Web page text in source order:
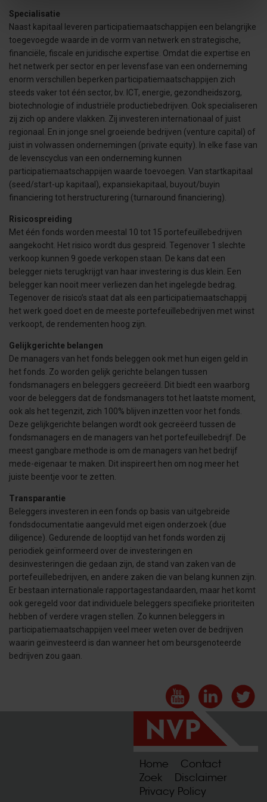
Specialisatie
Naast kapitaal leveren participatiemaatschappijen een belangrijke
toegevoegde waarde in de vorm van netwerk en strategische,
financiële, fiscale en juridische expertise. Omdat die expertise en
het netwerk per sector en per levensfase van een onderneming
enorm verschillen beperken participatiemaatschappijen zich
steeds vaker tot één sector, bv. ICT, energie, gezondheidszorg,
biotechnologie of industriële productiebedrijven. Ook specialiseren
zij zich op andere vlakken. Zij investeren internationaal of juist
regionaal. En in jonge snel groeiende bedrijven (venture capital) of
juist in volwassen ondernemingen (private equity). In elke fase van
de levenscyclus van een onderneming kunnen
participatiemaatschappijen waarde toevoegen. Van startkapitaal
(seed/start-up kapitaal), expansiekapitaal, buyout/buyin
financiering tot herstructurering (turnaround financiering).
Risicospreiding
Met één fonds worden meestal 10 tot 15 portefeuillebedrijven
aangekocht. Het risico wordt dus gespreid. Tegenover 1 slechte
verkoop kunnen 9 goede verkopen staan. De kans dat een
belegger niets terugkrijgt van haar investering is dus klein. Een
belegger kan nooit meer verliezen dan het ingelegde bedrag.
Tegenover de risico’s staat dat als een participatiemaatschappij
het werk goed doet en de meeste portefeuillebedrijven met winst
verkoopt, de rendementen hoog zijn.
Gelijkgerichte belangen
De managers van het fonds beleggen ook met hun eigen geld in
het fonds. Zo worden gelijk gerichte belangen tussen
fondsmanagers en beleggers gecreëerd. Dit biedt een waarborg
voor de beleggers dat de fondsmanagers tot het laatste moment,
ook als het tegenzit, zich 100% blijven inzetten voor het fonds.
Deze gelijkgerichte belangen wordt ook gecreëerd tussen de
fondsmanagers en de managers van het portefeuillebedrijf. De
meest gangbare methode is om de managers van het bedrijf
mede-eigenaar te maken. Dit inspireert hen om nog meer het
juiste beentje voor te zetten.
Transparantie
Beleggers investeren in een fonds op basis van uitgebreide
fondsdocumentatie aangevuld met eigen onderzoek (due
diligence). Gedurende de looptijd van het fonds worden zij
periodiek geïnformeerd over de investeringen en
desinvesteringen die gedaan zijn, de stand van zaken van de
portefeuillebedrijven, en andere zaken die van belang kunnen zijn.
Er bestaan internationale rapportagestandaarden, maar het komt
ook geregeld voor dat individuele beleggers specifieke prioriteiten
hebben of verdere vragen stellen. Zo kunnen beleggers in
participatiemaatschappijen veel meer weten over de bedrijven
waarin geïnvesteerd is dan wanneer het om beursgenoteerde
bedrijven zou gaan.
Home
Contact
Zoek
Disclaimer
Privacy Policy